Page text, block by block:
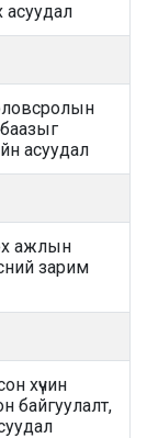
асуудал
асуудал
ажлын
зарим
хүчин
байгуулалт,